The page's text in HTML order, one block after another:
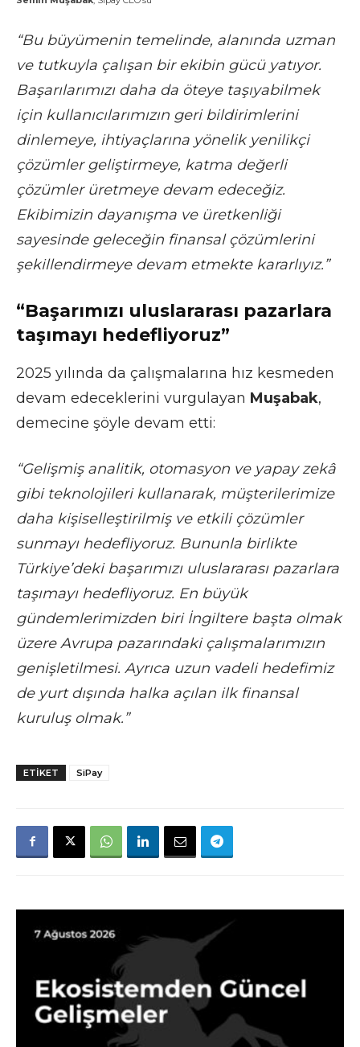
“Bu büyümenin temelinde, alanında uzman
ve tutkuyla çalışan bir ekibin gücü yatıyor.
Başarılarımızı daha da öteye taşıyabilmek
için kullanıcılarımızın geri bildirimlerini
dinlemeye, ihtiyaçlarına yönelik yenilikçi
çözümler geliştirmeye, katma değerli
çözümler üretmeye devam edeceğiz.
Ekibimizin dayanışma ve üretkenliği
sayesinde geleceğin finansal çözümlerini
şekillendirmeye devam etmekte kararlıyız.”
“Başarımızı uluslararası pazarlara
taşımayı hedefliyoruz”
2025 yılında da çalışmalarına hız kesmeden
devam edeceklerini vurgulayan Muşabak,
demecine şöyle devam etti:
“Gelişmiş analitik, otomasyon ve yapay zekâ
gibi teknolojileri kullanarak, müşterilerimize
daha kişiselleştirilmiş ve etkili çözümler
sunmayı hedefliyoruz. Bununla birlikte
Türkiye’deki başarımızı uluslararası pazarlara
taşımayı hedefliyoruz. En büyük
gündemlerimizden biri İngiltere başta olmak
üzere Avrupa pazarındaki çalışmalarımızın
genişletilmesi. Ayrıca uzun vadeli hedefimiz
de yurt dışında halka açılan ilk finansal
kuruluş olmak.”
ETIKET SiPay